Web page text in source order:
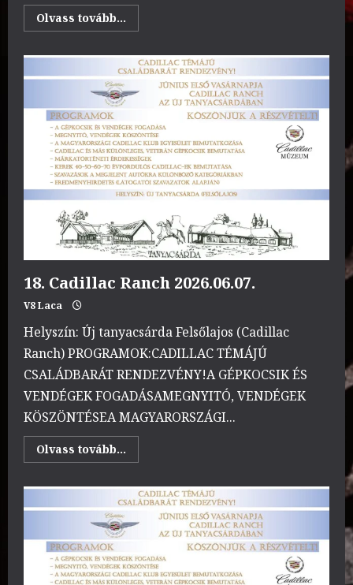
Olvass tovább...
more
Team
konvoj
Cadillac
ranchre.
18. Cadillac Ranch 2026.06.07.
V8 Laca
Helyszín: Új tanyacsárda Felsőlajos (Cadillac
Ranch) PROGRAMOK:CADILLAC TÉMÁJÚ
CSALÁDBARÁT RENDEZVÉNY!A GÉPKOCSIK ÉS
VENDÉGEK FOGADÁSAMEGNYITÓ, VENDÉGEK
KÖSZÖNTÉSEA MAGYARORSZÁGI...
Olvass tovább...
more
Cadillac
Ranch
2026.06.07.